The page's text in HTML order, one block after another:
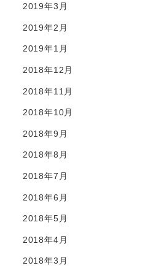
2019年3月
2019年2月
2019年1月
2018年12月
2018年11月
2018年10月
2018年9月
2018年8月
2018年7月
2018年6月
2018年5月
2018年4月
2018年3月